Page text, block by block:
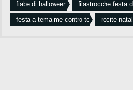
fiabe di halloween filastrocche festa
festa a tema me contro te recite